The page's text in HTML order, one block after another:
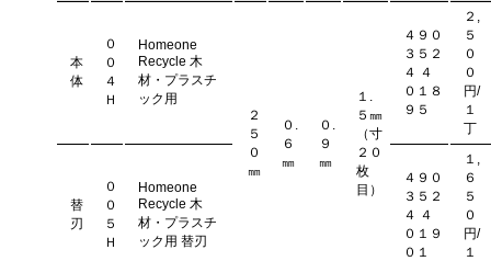
本
体
０
０
４
Ｈ
Homeone
Recycle 木
材・プラスチ
ック用
２
５
０
㎜
０.
６
㎜
０.
９
㎜
１.
５㎜
（寸
２０
枚
目）
４９０
３５２
４ ４
０１８
９５
２,
５
０
０
円/
１
丁
替
刃
０
０
５
Ｈ
Homeone
Recycle 木
材・プラスチ
ック用 替刃
４９０
３５２
４ ４
０１９
０１
１,
６
５
０
円/
１